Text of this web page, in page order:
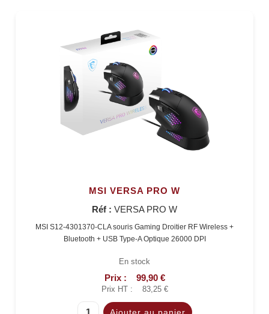
MSI VERSA PRO W
Réf : VERSA PRO W
MSI S12-4301370-CLA souris Gaming Droitier RF Wireless +
Bluetooth + USB Type-A Optique 26000 DPI
En stock
Prix : 99,90 €
Prix HT : 83,25 €